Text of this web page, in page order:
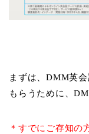
まずは、DMM英
もらうために、
＊すでにご存知の